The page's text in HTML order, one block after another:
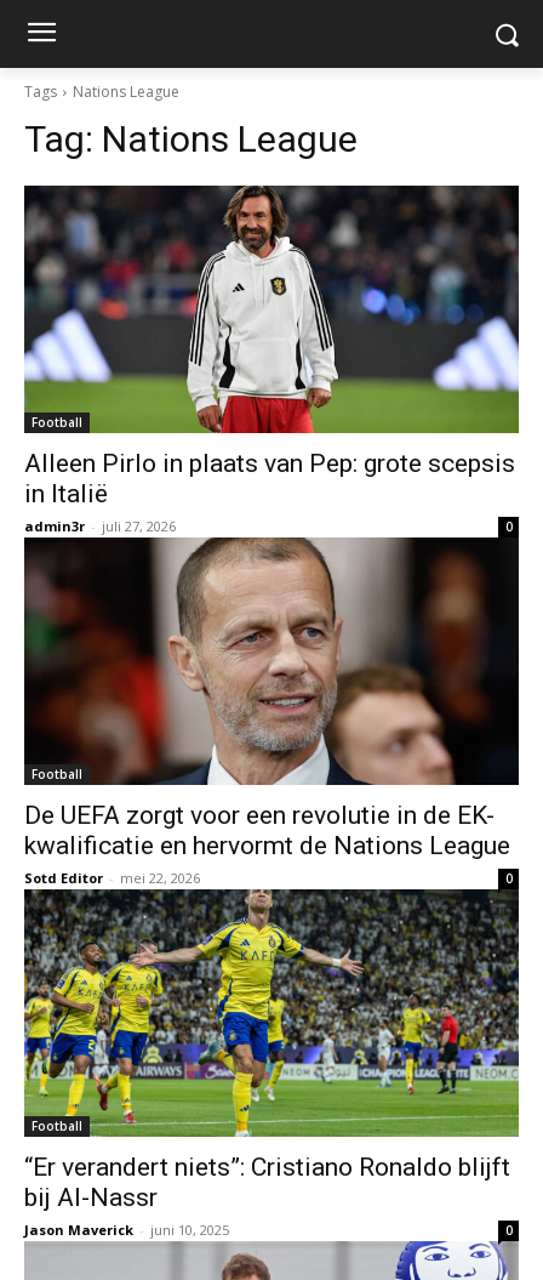
Tags Nations League
Tag: Nations League
Football
Alleen Pirlo in plaats van Pep: grote scepsis
in Italië
admin3r - juli 27, 2026 0
Football
De UEFA zorgt voor een revolutie in de EK-
kwalificatie en hervormt de Nations League
Sotd Editor - mei 22, 2026 0
Football
“Er verandert niets”: Cristiano Ronaldo blijft
bij Al-Nassr
Jason Maverick - juni 10, 2025 0